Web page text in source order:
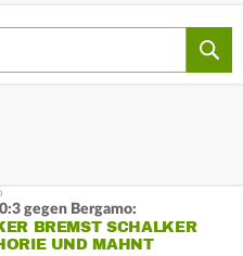
gegen Bergamo:
BREMST SCHALKER
UND MAHNT